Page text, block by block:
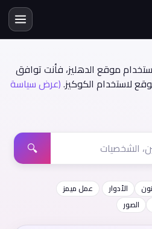
موقع الدهليز، فأنت توافق
لاستخدام الكوكيز.(عرض سياسة
🔍
الأدوار
عمل ميمز
الصور